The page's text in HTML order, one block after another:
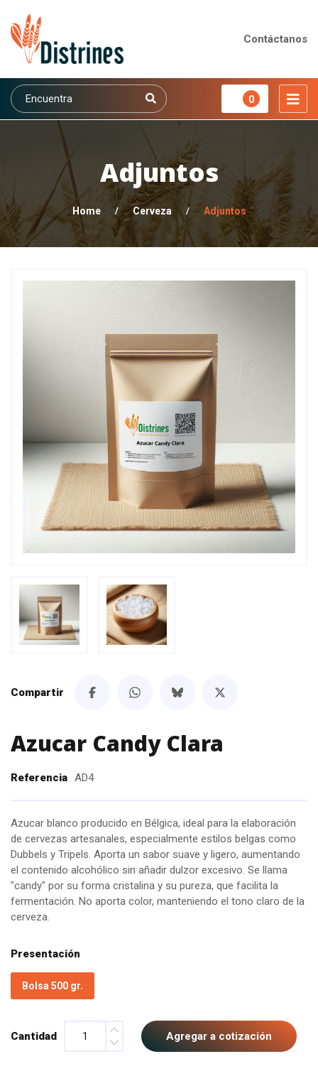
Contáctanos
0
Adjuntos
Home / Cerveza / Adjuntos
Compartir
Azucar Candy Clara
Referencia AD4
Azucar blanco producido en Bélgica, ideal para la elaboración
de cervezas artesanales, especialmente estilos belgas como
Dubbels y Tripels. Aporta un sabor suave y ligero, aumentando
el contenido alcohólico sin añadir dulzor excesivo. Se llama
"candy" por su forma cristalina y su pureza, que facilita la
fermentación. No aporta color, manteniendo el tono claro de la
cerveza.
Presentación
Bolsa 500 gr.
Cantidad Agregar a cotización